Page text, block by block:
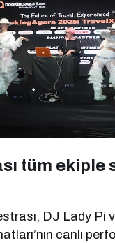
tüm ekiple
DJ Lady Pi
canlı